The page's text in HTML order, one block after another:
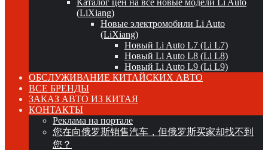
Каталог цен на все новые модели Li Auto
(LiXiang)
Новые электромобили Li Auto
(LiXiang)
Новый Li Auto L7 (Li L7)
Новый Li Auto L8 (Li L8)
Новый Li Auto L9 (Li L9)
ОБСЛУЖИВАНИЕ КИТАЙСКИХ АВТО
ВСЕ БРЕНДЫ
ЗАКАЗ АВТО ИЗ КИТАЯ
КОНТАКТЫ
Реклама на портале
您在向俄罗斯销售汽车，但俄罗斯买家却找不到
您？